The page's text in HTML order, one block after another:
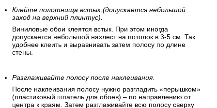
Клейте полотнища встык.(допускается небольшой
заход на верхний плинтус).
Виниловые обои клеятся встык. При этом иногда
допускается небольшой нахлест на потолок в 3-5 см. Так
удобнее клеить и выравнивать затем полосу по длине
стены.
Разглаживайте полосу после наклеивания.
После наклеивания полосу нужно разгладить «перышком»
(пластиковый шпатель для обоев) – по направлению от
центра к краям. Затем разглаживайте всю полосу сверху